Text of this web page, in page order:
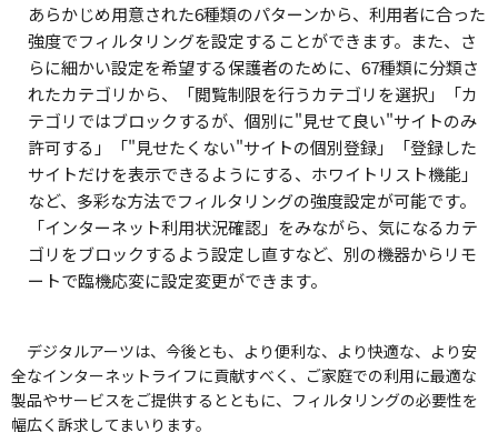
あらかじめ用意された6種類のパターンから、利用者に合った
強度でフィルタリングを設定することができます。また、さ
らに細かい設定を希望する保護者のために、67種類に分類さ
れたカテゴリから、「閲覧制限を行うカテゴリを選択」「カ
テゴリではブロックするが、個別に"見せて良い"サイトのみ
許可する」「"見せたくない"サイトの個別登録」「登録した
サイトだけを表示できるようにする、ホワイトリスト機能」
など、多彩な方法でフィルタリングの強度設定が可能です。
「インターネット利用状況確認」をみながら、気になるカテ
ゴリをブロックするよう設定し直すなど、別の機器からリモ
ートで臨機応変に設定変更ができます。
デジタルアーツは、今後とも、より便利な、より快適な、より安
全なインターネットライフに貢献すべく、ご家庭での利用に最適な
製品やサービスをご提供するとともに、フィルタリングの必要性を
幅広く訴求してまいります。